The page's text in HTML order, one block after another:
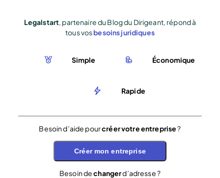
Legalstart , partenaire du Blog du Dirigeant, répond à
tous vosbesoins juridiques
Simple Économique
Rapide
Besoin d’aide pourcréer votre entreprise?
Créer mon entreprise
Besoin dechangerd’adresse ?